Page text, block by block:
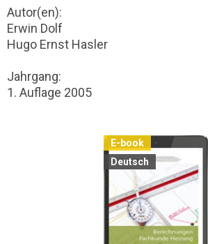
Autor(en):
Erwin Dolf
Hugo Ernst Hasler
Jahrgang:
1. Auflage 2005
E-book
Deutsch